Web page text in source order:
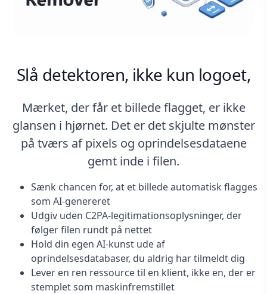
Slå detektoren, ikke kun logoet,
Mærket, der får et billede flagget, er ikke
glansen i hjørnet. Det er det skjulte mønster
på tværs af pixels og oprindelsesdataene
gemt inde i filen.
Sænk chancen for, at et billede automatisk flagges
som AI-genereret
Udgiv uden C2PA-legitimationsoplysninger, der
følger filen rundt på nettet
Hold din egen AI-kunst ude af
oprindelsesdatabaser, du aldrig har tilmeldt dig
Lever en ren ressource til en klient, ikke en, der er
stemplet som maskinfremstillet